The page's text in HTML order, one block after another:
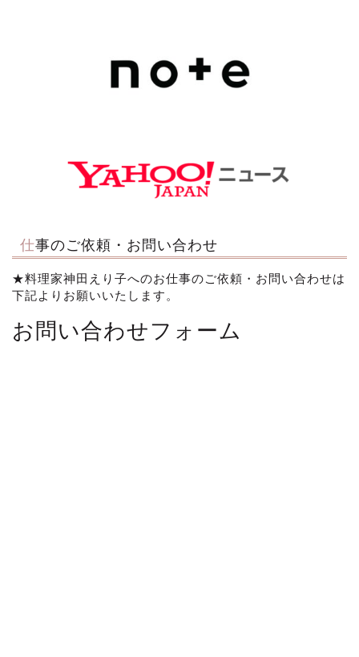
仕事のご依頼・お問い合わせ
★料理家神田えり子へのお仕事のご依頼・お問い合わせは
下記よりお願いいたします。
お問い合わせフォーム